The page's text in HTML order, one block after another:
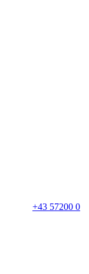
+43 57200 0